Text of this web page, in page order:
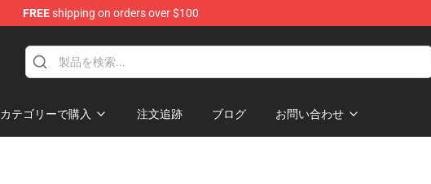
FREEshipping on orders over $100
カテゴリーで購入 注文追跡 ブログ お問い合わせ